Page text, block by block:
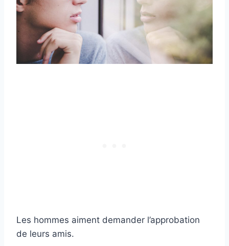
Les hommes aiment demander l’approbation
de leurs amis.